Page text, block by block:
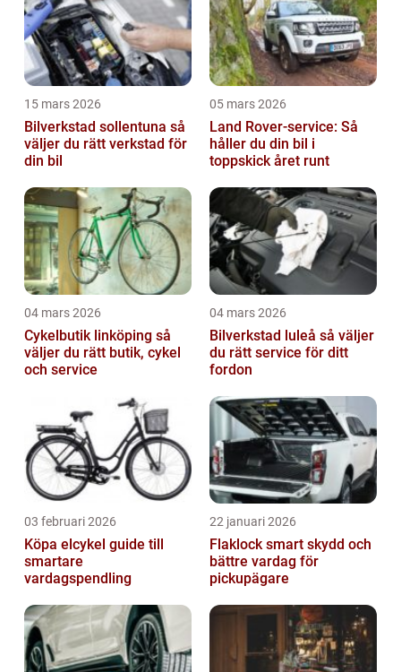
15 mars 2026
Bilverkstad sollentuna så
väljer du rätt verkstad för
din bil
05 mars 2026
Land Rover-service: Så
håller du din bil i
toppskick året runt
04 mars 2026
Cykelbutik linköping så
väljer du rätt butik, cykel
och service
04 mars 2026
Bilverkstad luleå så väljer
du rätt service för ditt
fordon
03 februari 2026
Köpa elcykel guide till
smartare
vardagspendling
22 januari 2026
Flaklock smart skydd och
bättre vardag för
pickupägare